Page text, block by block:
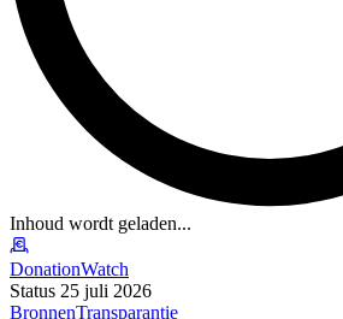
Inhoud wordt geladen...
DonationWatch
Status 25 juli 2026
BronnenTransparantie